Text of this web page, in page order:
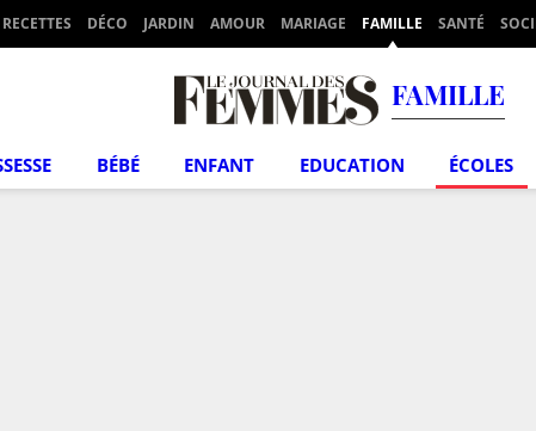
RECETTES DÉCO JARDIN AMOUR MARIAGE FAMILLE SANTÉ
FAMILLE
BÉBÉ ENFANT EDUCATION ÉCOLES